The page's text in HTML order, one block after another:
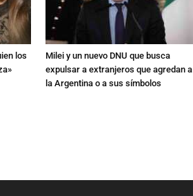
los
Milei y un nuevo DNU que busca
expulsar a extranjeros que agredan a
la Argentina o a sus símbolos